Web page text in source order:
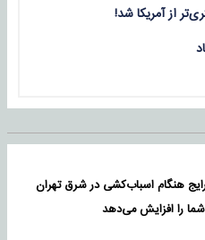
از آمریکا شد!
رایج هنگام اسباب‌کشی در شرق تهران
را افزایش می‌دهد